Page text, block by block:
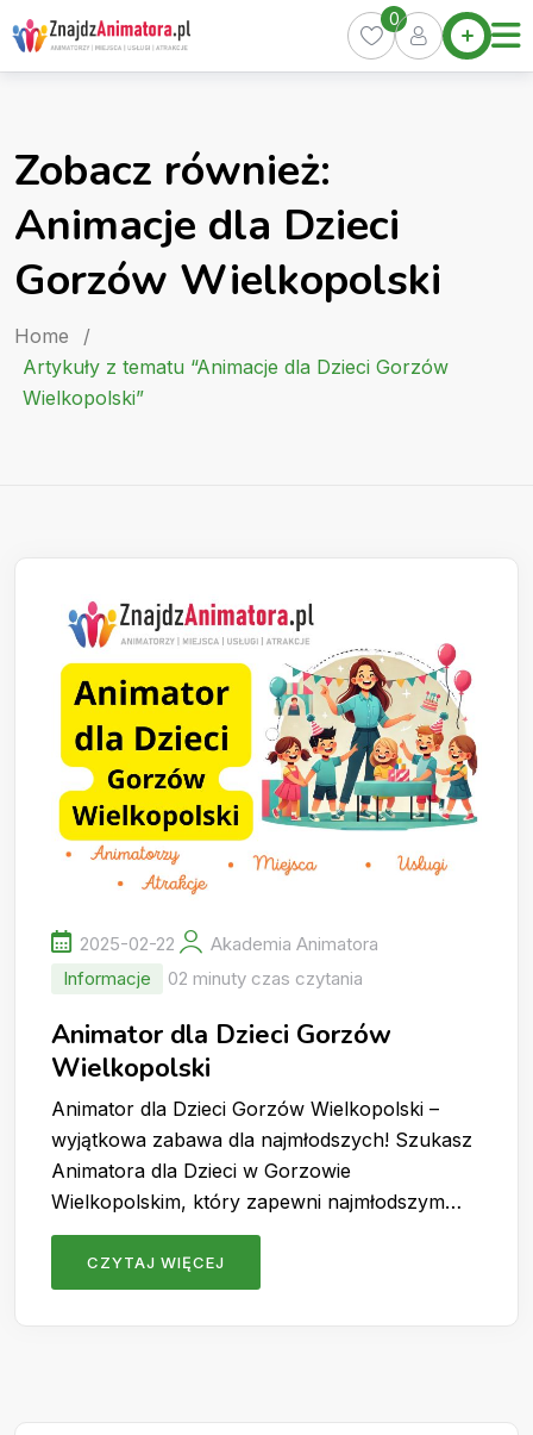
Skip
to
content
Home
Oferty
Kurs
Artykuły
0
Zobacz również:
Animacje dla Dzieci
Gorzów Wielkopolski
Home
/
Artykuły z tematu “Animacje dla Dzieci Gorzów
Wielkopolski”
2025-02-22
Akademia Animatora
Informacje
02 minuty czas czytania
Animator dla Dzieci Gorzów
Wielkopolski
Animator dla Dzieci Gorzów Wielkopolski –
wyjątkowa zabawa dla najmłodszych! Szukasz
Animatora dla Dzieci w Gorzowie
Wielkopolskim, który zapewni najmłodszym…
CZYTAJ WIĘCEJ